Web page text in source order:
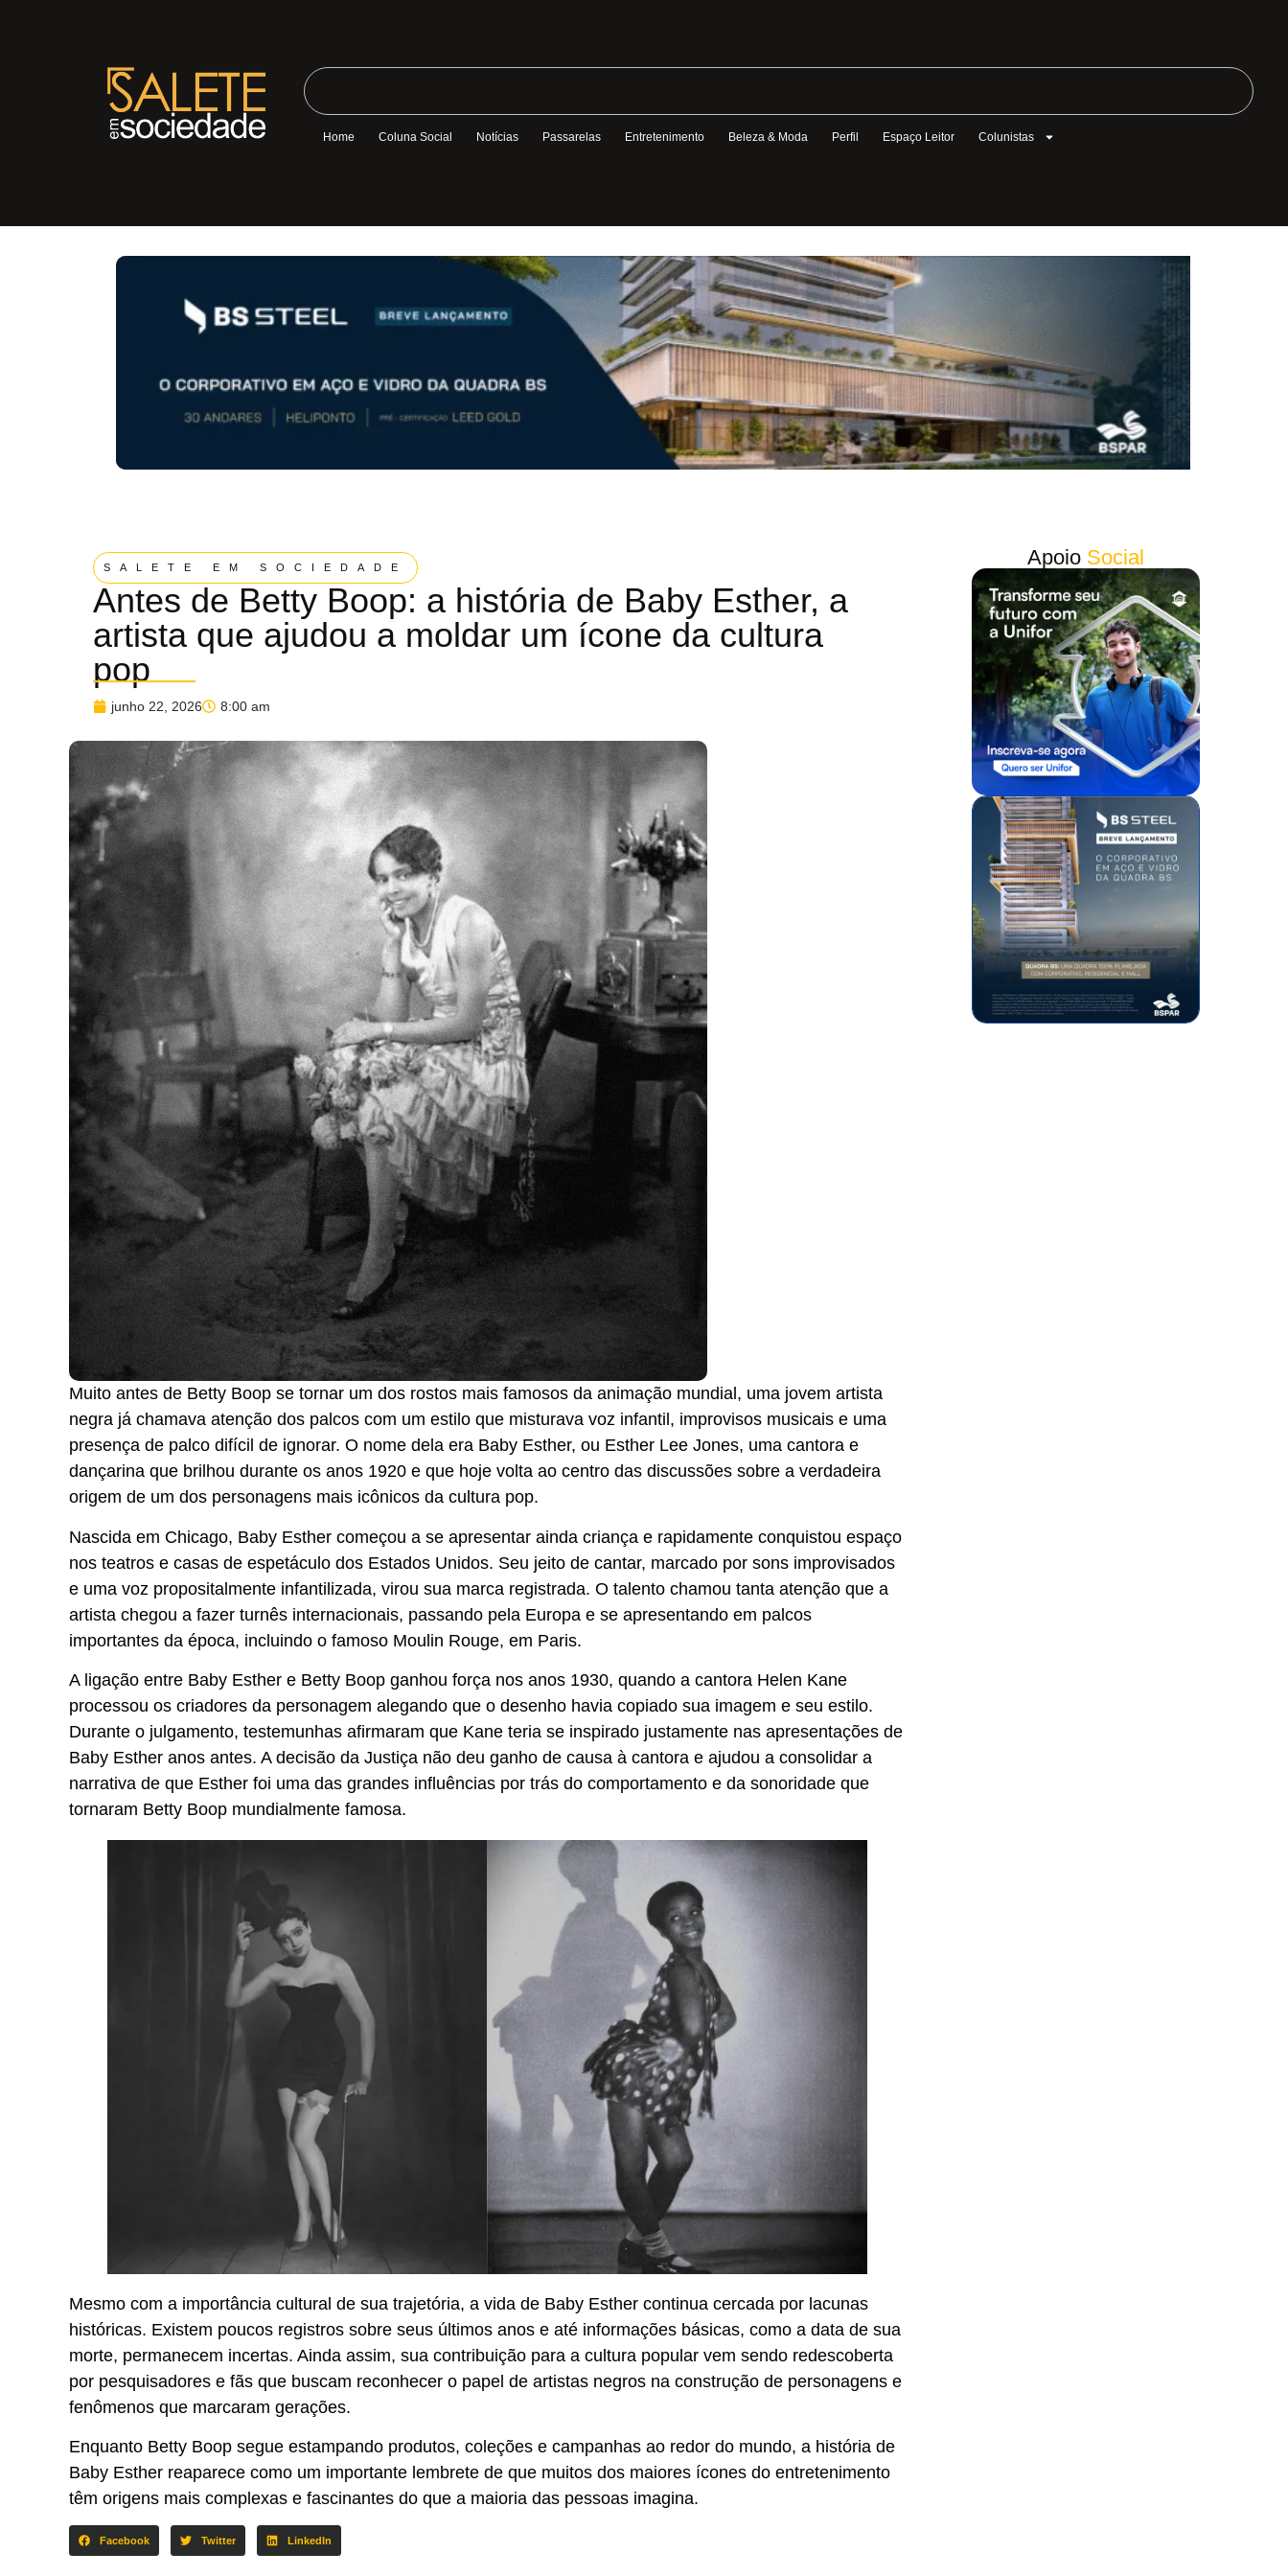
Home Coluna Social Notícias Passarelas Entretenimento Beleza & Moda Perfil Espaço Leitor Colunistas
SALETE EM SOCIEDADE
Antes de Betty Boop: a história de Baby Esther, a
artista que ajudou a moldar um ícone da cultura
pop
junho 22, 2026 8:00 am
Muito antes de Betty Boop se tornar um dos rostos mais famosos da animação mundial, uma jovem artista
negra já chamava atenção dos palcos com um estilo que misturava voz infantil, improvisos musicais e uma
presença de palco difícil de ignorar. O nome dela era Baby Esther, ou Esther Lee Jones, uma cantora e
dançarina que brilhou durante os anos 1920 e que hoje volta ao centro das discussões sobre a verdadeira
origem de um dos personagens mais icônicos da cultura pop.
Nascida em Chicago, Baby Esther começou a se apresentar ainda criança e rapidamente conquistou espaço
nos teatros e casas de espetáculo dos Estados Unidos. Seu jeito de cantar, marcado por sons improvisados
e uma voz propositalmente infantilizada, virou sua marca registrada. O talento chamou tanta atenção que a
artista chegou a fazer turnês internacionais, passando pela Europa e se apresentando em palcos
importantes da época, incluindo o famoso Moulin Rouge, em Paris.
A ligação entre Baby Esther e Betty Boop ganhou força nos anos 1930, quando a cantora Helen Kane
processou os criadores da personagem alegando que o desenho havia copiado sua imagem e seu estilo.
Durante o julgamento, testemunhas afirmaram que Kane teria se inspirado justamente nas apresentações de
Baby Esther anos antes. A decisão da Justiça não deu ganho de causa à cantora e ajudou a consolidar a
narrativa de que Esther foi uma das grandes influências por trás do comportamento e da sonoridade que
tornaram Betty Boop mundialmente famosa.
Mesmo com a importância cultural de sua trajetória, a vida de Baby Esther continua cercada por lacunas
históricas. Existem poucos registros sobre seus últimos anos e até informações básicas, como a data de sua
morte, permanecem incertas. Ainda assim, sua contribuição para a cultura popular vem sendo redescoberta
por pesquisadores e fãs que buscam reconhecer o papel de artistas negros na construção de personagens e
fenômenos que marcaram gerações.
Enquanto Betty Boop segue estampando produtos, coleções e campanhas ao redor do mundo, a história de
Baby Esther reaparece como um importante lembrete de que muitos dos maiores ícones do entretenimento
têm origens mais complexas e fascinantes do que a maioria das pessoas imagina.
Facebook Twitter LinkedIn
Apoio Social